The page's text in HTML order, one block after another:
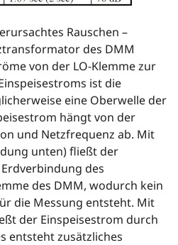
Rauschen –
des DMM
von der LO-Klemme zur
ist die
eine Oberwelle der
hängt von der
und Netzfrequenz ab. Mit
unten) fließt der
des
des DMM, wodurch kein
die Messung entsteht. Mit
der Einspeisestrom durch
entsteht zusätzliches